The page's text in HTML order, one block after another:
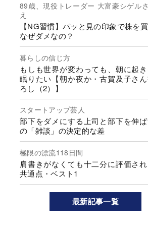
89歳、現役トレーダー 大富豪シゲル
え
【NG習慣】パッと見の印象で株を
なぜダメなの？
暮らしの信じ方
もしも世界が変わっても、朝に起
眠りたい【朝か夜か・古賀及子さ
ろし（2）】
スタートアップ芸人
部下をダメにする上司と部下を伸
の「雑談」の決定的な差
極限の漂流118日間
肩書きがなくても十二分に評価さ
共通点・ベスト1
最新記事一覧